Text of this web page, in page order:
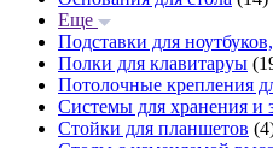
Еще
Подставки для
Полки для клавитаруы
Потолочные крепления
Системы для хранения и
Стойки для планшетов